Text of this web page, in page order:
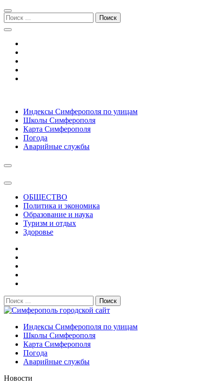
Перейти
к
навигации
Перейти
к
содержимому
Поиск:
Симферополь городской сайт
Индексы Симферополя по улицам
Школы Симферополя
Карта Симферополя
Погода
Аварийные службы
ОБЩЕСТВО
Политика и экономика
Образование и наука
Туризм и отдых
Здоровье
Поиск:
Симферополь городской сайт
Индексы Симферополя по улицам
Школы Симферополя
Карта Симферополя
Погода
Аварийные службы
Новости